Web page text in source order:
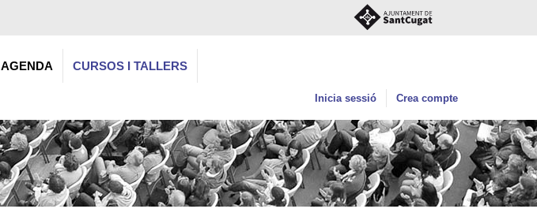
AGENDA CURSOS I TALLERS
Inicia sessió Crea compte